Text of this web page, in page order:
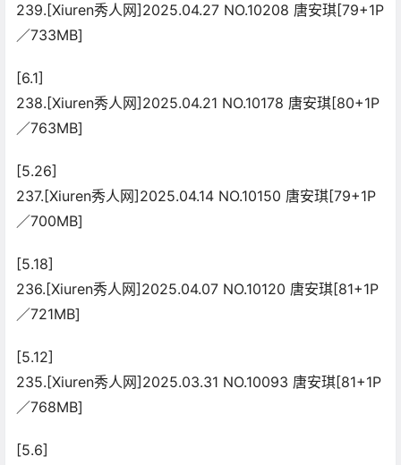
239.[Xiuren秀人网]2025.04.27 NO.10208 唐安琪[79+1P
／733MB]
[6.1]
238.[Xiuren秀人网]2025.04.21 NO.10178 唐安琪[80+1P
／763MB]
[5.26]
237.[Xiuren秀人网]2025.04.14 NO.10150 唐安琪[79+1P
／700MB]
[5.18]
236.[Xiuren秀人网]2025.04.07 NO.10120 唐安琪[81+1P
／721MB]
[5.12]
235.[Xiuren秀人网]2025.03.31 NO.10093 唐安琪[81+1P
／768MB]
[5.6]